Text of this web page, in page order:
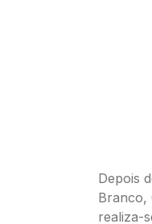
Depois
Branco,
realiza-